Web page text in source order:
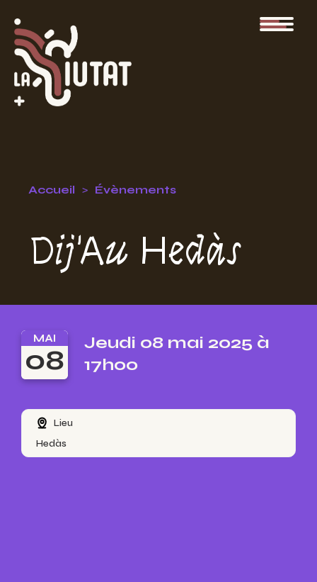
Accueil Évènements
Dij'Au Hedàs
MAI
08
Jeudi 08 mai 2025 à
17h00
Lieu
Hedàs